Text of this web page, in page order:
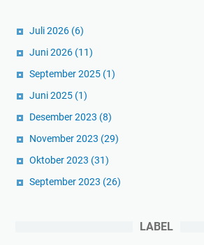
Juli 2026 (6)
Juni 2026 (11)
September 2025 (1)
Juni 2025 (1)
Desember 2023 (8)
November 2023 (29)
Oktober 2023 (31)
September 2023 (26)
LABEL